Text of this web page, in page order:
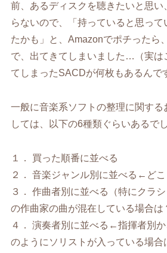
前、あるディスクを聴きたいと思
らないので、「持っていると思って
たかも」と、Amazonでポチったら
で、出てきてしまいました…（実は
てしまったSACDが何枚もあるんで
一般に音楽系ソフトの整理に関する
しては、以下の6種類ぐらいあるで
１． 買った順番に並べる
２． 音楽ジャンル別に並べる←ど
３． 作曲者別に並べる（特にクラ
の作曲家の曲が混在している場合は
４． 演奏者別に並べる←指揮者別
のようにソリストが入っている場合